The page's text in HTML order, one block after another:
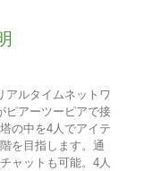
アルタイムネットワ
ピアーツーピアで接
の中を4人でアイテ
を目指します。通
ャットも可能。4人